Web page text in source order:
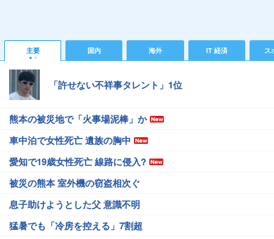
主要 国内 海外 IT 経済 ス
「許せない不祥事タレント」1位
熊本の被災地で「火事場泥棒」か
車中泊で女性死亡 遺族の胸中
愛知で19歳女性死亡 線路に侵入?
被災の熊本 室外機の窃盗相次ぐ
息子助けようとした父 意識不明
猛暑でも「冷房を控える」7割超